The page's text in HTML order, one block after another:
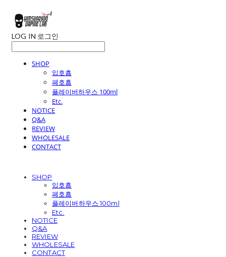
LOG IN 로그인
SHOP
입호흡
폐호흡
플레이버하우스 100ml
Etc.
NOTICE
Q&A
REVIEW
WHOLESALE
CONTACT
SHOP
입호흡
폐호흡
플레이버하우스 100ml
Etc.
NOTICE
Q&A
REVIEW
WHOLESALE
CONTACT